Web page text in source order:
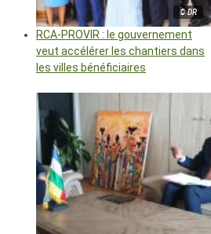
© DR
RCA-PROVIR : le gouvernement
veut accélérer les chantiers dans
les villes bénéficiaires